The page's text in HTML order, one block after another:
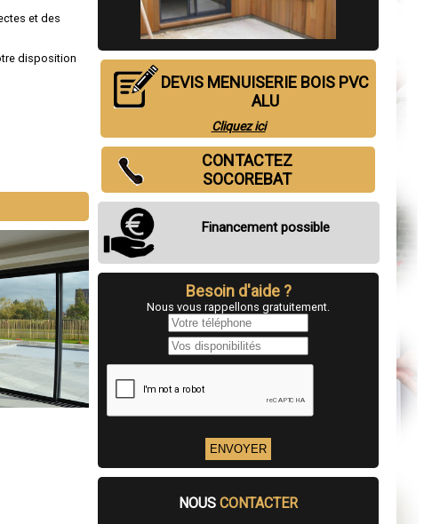
et des
disposition
DEVIS MENUISERIE BOIS PVC
ALU
Cliquez ici
CONTACTEZ
SOCOREBAT
Financement possible
Besoin d'aide ?
Nous vous rappellons gratuitement.
NOUS CONTACTER